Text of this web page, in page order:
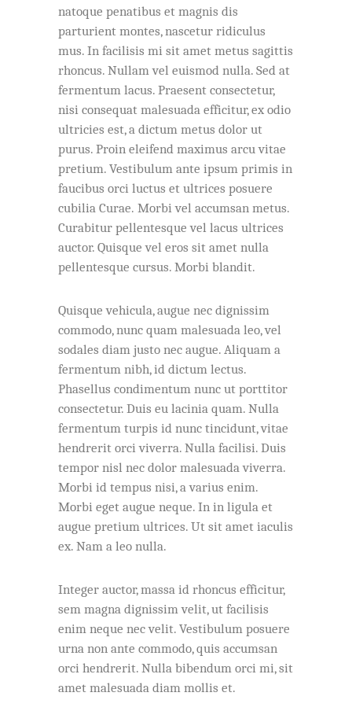
natoque penatibus et magnis dis
parturient montes, nascetur ridiculus
mus. In facilisis mi sit amet metus sagittis
rhoncus. Nullam vel euismod nulla. Sed at
fermentum lacus. Praesent consectetur,
nisi consequat malesuada efficitur, ex odio
ultricies est, a dictum metus dolor ut
purus. Proin eleifend maximus arcu vitae
pretium. Vestibulum ante ipsum primis in
faucibus orci luctus et ultrices posuere
cubilia Curae. Morbi vel accumsan metus.
Curabitur pellentesque vel lacus ultrices
auctor. Quisque vel eros sit amet nulla
pellentesque cursus. Morbi blandit.
Quisque vehicula, augue nec dignissim
commodo, nunc quam malesuada leo, vel
sodales diam justo nec augue. Aliquam a
fermentum nibh, id dictum lectus.
Phasellus condimentum nunc ut porttitor
consectetur. Duis eu lacinia quam. Nulla
fermentum turpis id nunc tincidunt, vitae
hendrerit orci viverra. Nulla facilisi. Duis
tempor nisl nec dolor malesuada viverra.
Morbi id tempus nisi, a varius enim.
Morbi eget augue neque. In in ligula et
augue pretium ultrices. Ut sit amet iaculis
ex. Nam a leo nulla.
Integer auctor, massa id rhoncus efficitur,
sem magna dignissim velit, ut facilisis
enim neque nec velit. Vestibulum posuere
urna non ante commodo, quis accumsan
orci hendrerit. Nulla bibendum orci mi, sit
amet malesuada diam mollis et.